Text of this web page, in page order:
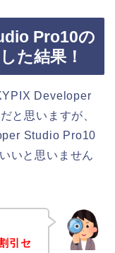
Pro10の
た結果！
Developer
と思いますが、
Studio Pro10
いと思いません
引セ